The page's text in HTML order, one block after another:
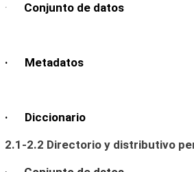
· Conjunto de datos
· Metadatos
· Diccionario
2.1-2.2 Directorio y distributivo